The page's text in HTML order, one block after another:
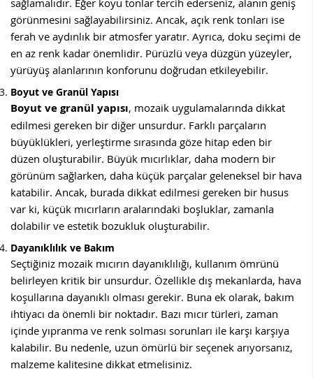
görünmesini sağlayabilirsiniz. Ancak, açık renk tonları ise
ferah ve aydınlık bir atmosfer yaratır. Ayrıca, doku seçimi de
en az renk kadar önemlidir. Pürüzlü veya düzgün yüzeyler,
yürüyüş alanlarının konforunu doğrudan etkileyebilir.
Boyut ve Granül Yapısı
Boyut ve granül yapısı, mozaik uygulamalarında dikkat
edilmesi gereken bir diğer unsurdur. Farklı parçaların
büyüklükleri, yerleştirme sırasında göze hitap eden bir
düzen oluşturabilir. Büyük mıcırlıklar, daha modern bir
görünüm sağlarken, daha küçük parçalar geleneksel bir hava
katabilir. Ancak, burada dikkat edilmesi gereken bir husus
var ki, küçük mıcırların aralarındaki boşluklar, zamanla
dolabilir ve estetik bozukluk oluşturabilir.
Dayanıklılık ve Bakım
Seçtiğiniz mozaik mıcırın dayanıklılığı, kullanım ömrünü
belirleyen kritik bir unsurdur. Özellikle dış mekanlarda, hava
koşullarına dayanıklı olması gerekir. Buna ek olarak, bakım
ihtiyacı da önemli bir noktadır. Bazı mıcır türleri, zaman
içinde yıpranma ve renk solması sorunları ile karşı karşıya
kalabilir. Bu nedenle, uzun ömürlü bir seçenek arıyorsanız,
malzeme kalitesine dikkat etmelisiniz.